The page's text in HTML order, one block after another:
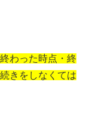
わった時点・終
きをしなくては